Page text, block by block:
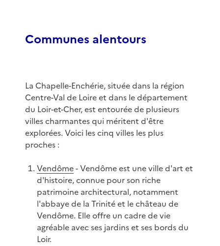
Communes alentours
La Chapelle-Enchérie, située dans la région
Centre-Val de Loire et dans le département
du Loir-et-Cher, est entourée de plusieurs
villes charmantes qui méritent d'être
explorées. Voici les cinq villes les plus
proches :
Vendôme- Vendôme est une ville d'art et
d'histoire, connue pour son riche
patrimoine architectural, notamment
l'abbaye de la Trinité et le château de
Vendôme. Elle offre un cadre de vie
agréable avec ses jardins et ses bords du
Loir.